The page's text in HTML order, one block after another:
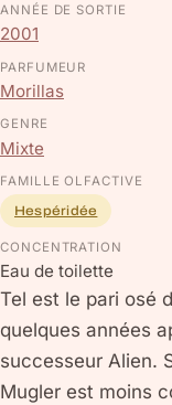
ANNÉE DE SORTIE
2001
PARFUMEUR
Morillas
GENRE
Mixte
FAMILLE OLFACTIVE
Hespéridée
CONCENTRATION
Eau de toilette
Tel est le pari osé
quelques années
successeur Alien.
Mugler est moins